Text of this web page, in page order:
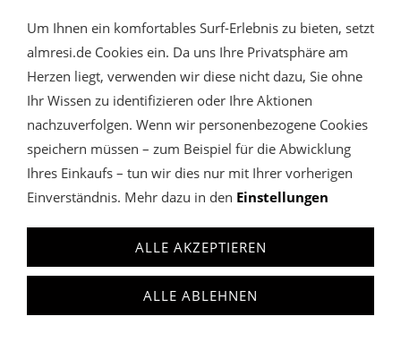
anfrage@almresi.de
T: +49 (0)89.12209587
Um Ihnen ein komfortables Surf-Erlebnis zu bieten, setzt
almresi.de Cookies ein. Da uns Ihre Privatsphäre am
Herzen liegt, verwenden wir diese nicht dazu, Sie ohne
Ihr Wissen zu identifizieren oder Ihre Aktionen
nachzuverfolgen. Wenn wir personenbezogene Cookies
speichern müssen – zum Beispiel für die Abwicklung
Ihres Einkaufs – tun wir dies nur mit Ihrer vorherigen
Einverständnis. Mehr dazu in den Einstellungen
ALLE AKZEPTIEREN
ALLE ABLEHNEN